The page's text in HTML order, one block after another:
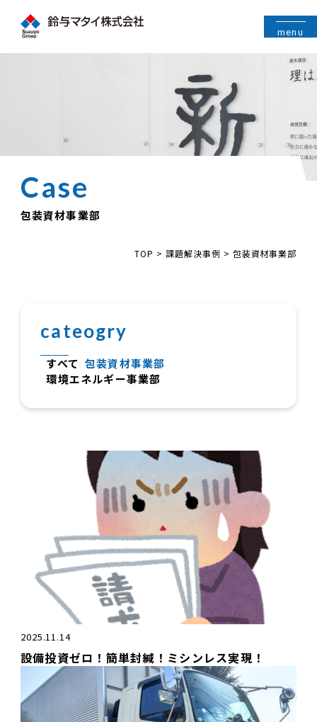
menu
包装資材事業部
TOP > 課題解決事例 > 包装資材事業部
cateogry
すべて 包装資材事業部
環境エネルギー事業部
2025.11.14
設備投資ゼロ！簡単封緘！ミシンレス実現！